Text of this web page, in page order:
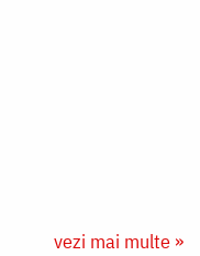
vezi mai multe »